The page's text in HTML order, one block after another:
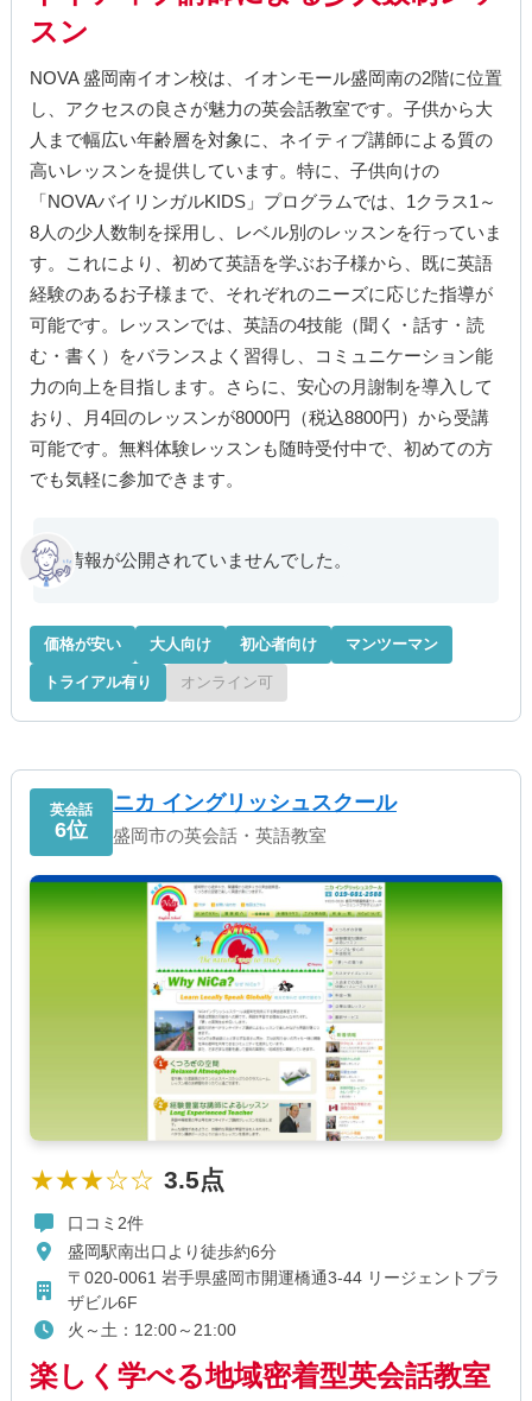
スン
NOVA 盛岡南イオン校は、イオンモール盛岡南の2階に位置
し、アクセスの良さが魅力の英会話教室です。子供から大
人まで幅広い年齢層を対象に、ネイティブ講師による質の
高いレッスンを提供しています。特に、子供向けの
「NOVAバイリンガルKIDS」プログラムでは、1クラス1～
8人の少人数制を採用し、レベル別のレッスンを行っていま
す。これにより、初めて英語を学ぶお子様から、既に英語
経験のあるお子様まで、それぞれのニーズに応じた指導が
可能です。レッスンでは、英語の4技能（聞く・話す・読
む・書く）をバランスよく習得し、コミュニケーション能
力の向上を目指します。さらに、安心の月謝制を導入して
おり、月4回のレッスンが8000円（税込8800円）から受講
可能です。無料体験レッスンも随時受付中で、初めての方
でも気軽に参加できます。
情報が公開されていませんでした。
価格が安い 大人向け 初心者向け マンツーマン
トライアル有り オンライン可
英会話
6位
ニカ イングリッシュスクール
盛岡市の英会話・英語教室
★★★☆☆ 3.5点
口コミ2件
盛岡駅南出口より徒歩約6分
〒020-0061 岩手県盛岡市開運橋通3-44 リージェントプラ
ザビル6F
火～土：12:00～21:00
楽しく学べる地域密着型英会話教室